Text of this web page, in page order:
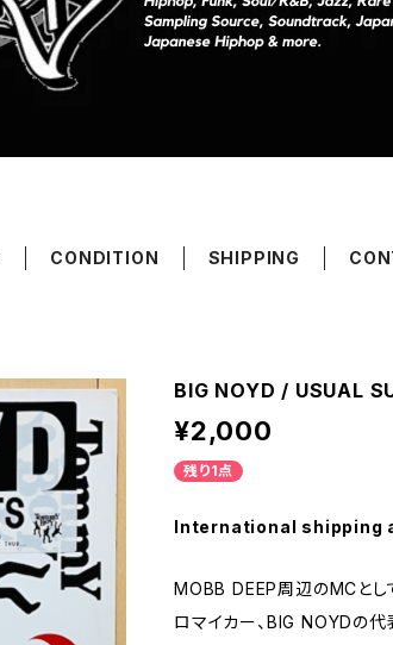
CONDITION SHIPPING
BIG NOYD / USUAL
¥2,000
残り1点
International shipping
MOBB DEEP周辺のMCとし
ロマイカー、BIG NOYDの